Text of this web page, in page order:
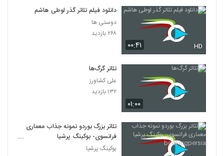
۰۰:۴۱ HD
دانلود فیلم تئاتر گذر لوطی هاشم
دوستی ها
۲۶۸ بازدید
۰۱:۰۰
تئاتر گرگ‌ها
علی کشاورز
۱۳۲ بازدید
تئاتر بزرگ بوردو نمونه جذاب معماری
فرانسوی- بوکینگ پرشیا
bookingpersia
بوکینگ پرشیا